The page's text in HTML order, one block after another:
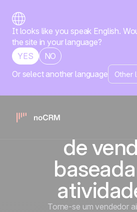
It looks like you speak English.
the site in your language?
YES
NO
Or select another language
uma
de
Torne-se um vendedor